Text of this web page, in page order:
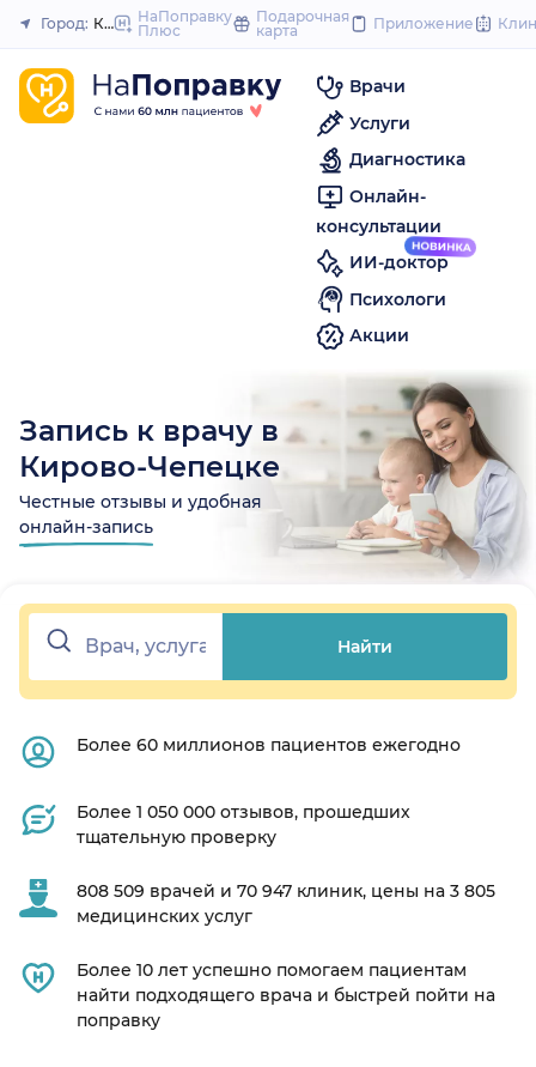
to
Закрыть
Город: Кирово-Чепецк
НаПоправку
Плюс
Подарочная
карта
Приложение
Врачи
Услуги
Диагностика
Онлайн-
консультации
ИИ-доктор
Психологи
Акции
Запись к врачу в
Кирово-Чепецке
Честные отзывы и удобная
онлайн-запись
Найти
Более 60 миллионов пациентов ежегодно
Более 1 050 000 отзывов, прошедших
тщательную проверку
808 509 врачей и 70 947 клиник, цены на 3 805
медицинских услуг
Более 10 лет успешно помогаем пациентам
найти подходящего врача и быстрей пойти на
поправку